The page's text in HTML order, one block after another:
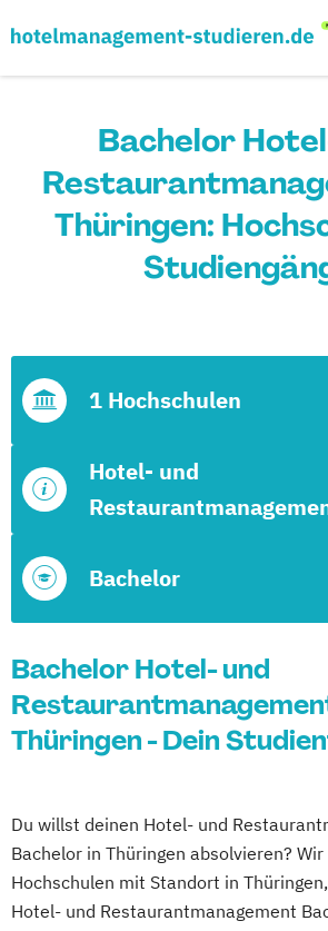
Bachelor
Thüringen:
Bachelor
Hotel- und
1 Hochschulen
Bachelor Hotel- und
Thüringen - Dein
Du willst deinen Hotel- und
Bachelor in Thüringen absolvieren?
Hochschulen mit Standort in
Hotel- und Restaurantmanagement